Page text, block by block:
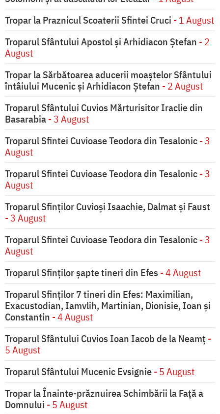
Tropar la Praznicul Scoaterii Sfintei Cruci - 1 August
Troparul Sfântului Apostol și Arhidiacon Ștefan - 2
August
Tropar la Sărbătoarea aducerii moaştelor Sfântului
întâiului Mucenic şi Arhidiacon Ştefan - 2 August
Troparul Sfântului Cuvios Mărturisitor Iraclie din
Basarabia- 3 August
Troparul Sfintei Cuvioase Teodora din Tesalonic- 3
August
Troparul Sfintei Cuvioase Teodora din Tesalonic- 3
August
Troparul Sfinţilor Cuvioşi Isaachie, Dalmat şi Faust
- 3 August
Troparul Sfintei Cuvioase Teodora din Tesalonic- 3
August
Troparul Sfinţilor şapte tineri din Efes - 4 August
Troparul Sfinţilor 7 tineri din Efes: Maximilian,
Exacustodian, Iamvlih, Martinian, Dionisie, Ioan şi
Constantin - 4 August
Troparul Sfântului Cuvios Ioan Iacob de la Neamț -
5 August
Troparul Sfântului Mucenic Evsignie- 5 August
Tropar la Înainte-prăznuirea Schimbării la Faţă a
Domnului - 5 August